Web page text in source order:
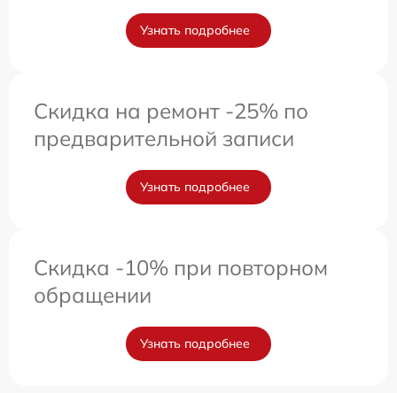
Узнать подробнее
Скидка на ремонт -25% по
предварительной записи
Узнать подробнее
Скидка -10% при повторном
обращении
Узнать подробнее